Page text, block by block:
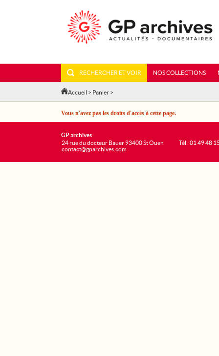
RECHERCHER ET VOIR NOS COLLECTIONS
Accueil > Panier >
Vous n'avez pas les droits d'accès à cette page.
GP archives
24 rue du docteur Bauer 93400 St Ouen
contact@gparchives.com
Tél : 01 49 48